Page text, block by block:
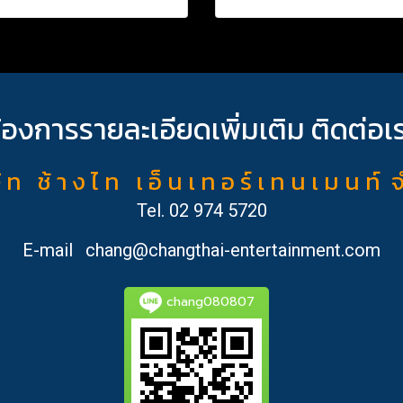
งการรายละเอียดเพิ่มเติม ติดต่อเ
ท ช้ า ง ไ ท เ อ็ น เ ท อ ร์ เ ท น เ ม น ท์
Tel. 02 974 5720
E-mail
chang@changthai-entertainment.com
chang080807